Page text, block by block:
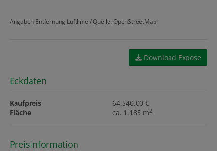
Angaben Entfernung Luftlinie / Quelle: OpenStreetMap
Download Expose
Eckdaten
Kaufpreis
64.540,00 €
Fläche
ca. 1.185 m2
Preisinformation